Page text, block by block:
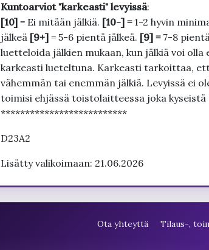
Kuntoarviot "karkeasti" levyissä:
[10]= Ei mitään jälkiä. [10-] = 1-2 hyvin
jälkeä [9+]= 5-6 pientä jälkeä. [9] = 7-8
luetteloida jälkien mukaan, kun jälkiä voi
karkeasti lueteltuna. Karkeasti tarkoittaa,
vähemmän tai enemmän jälkiä. Levyissä ei
toimisi ehjässä toistolaitteessa joka
**************************
D23A2
Lisätty valikoimaan: 21.06.2026
Ota yhteyttä Tilaus-,